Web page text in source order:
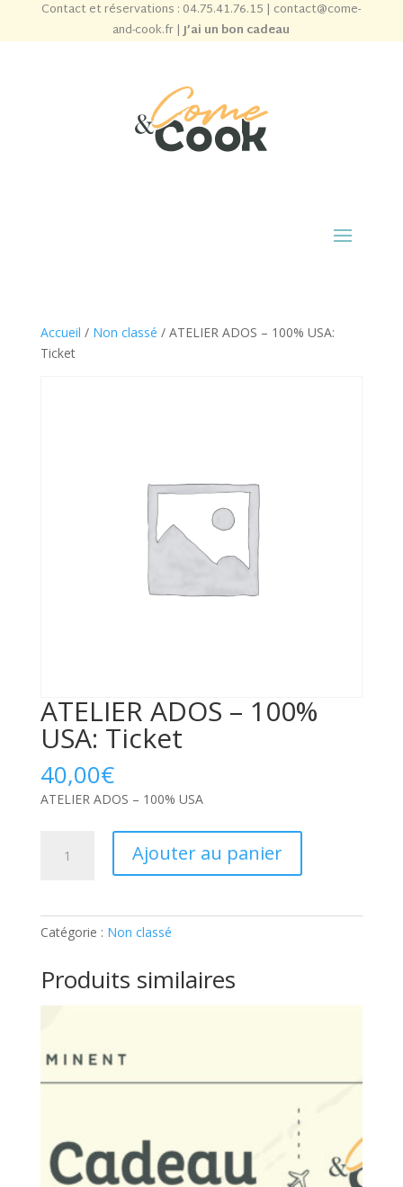
Contact et réservations : 04.75.41.76.15 | contact@come-
and-cook.fr|J’ai un bon cadeau
Accueil / Non classé / ATELIER ADOS – 100% USA:
Ticket
ATELIER ADOS – 100%
USA: Ticket
40,00€
ATELIER ADOS – 100% USA
100%
Ticket
Ajouter au panier
Catégorie : Non classé
Produits similaires